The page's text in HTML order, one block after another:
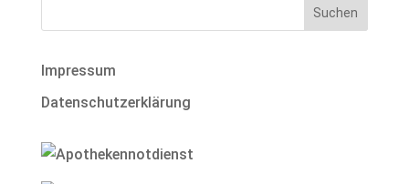
Impressum
Datenschutzerklärung